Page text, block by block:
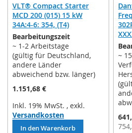
VLT® Compact Starter
MCD 200 (015) 15 kW
34A:4-6: 354, (T4)
Bearbeitungszeit
~ 1-2 Arbeitstage
(gültig für Deutschland,
andere Länder
abweichend bzw. länger)
1.151,68 €
Inkl. 19% MwSt. , exkl.
Versandkosten
In den Warenkorb
~